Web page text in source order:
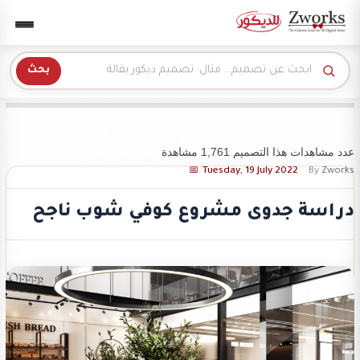
عدد مشاهدات هذا التصميم 1,761 مشاهدة
Tuesday, 19 July 2022 By Zworks
دراسة جدوى مشروع كوفي شوب ناجح
Zworks للديكور
بحث